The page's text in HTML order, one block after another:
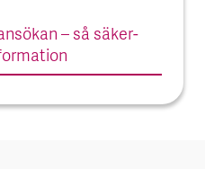
– så säker­